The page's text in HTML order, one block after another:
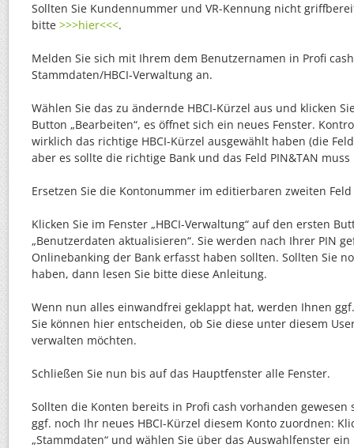
Sollten Sie Kundennummer und VR-Kennung nicht
bitte >>>hier<<<.
Melden Sie sich mit Ihrem dem Benutzernamen in Profi
Stammdaten/HBCI-Verwaltung an.
Wählen Sie das zu ändernde HBCI-Kürzel aus und klicken
Button „Bearbeiten“, es öffnet sich ein neues Fenster.
wirklich das richtige HBCI-Kürzel ausgewählt haben (die
aber es sollte die richtige Bank und das Feld PIN&TAN
Ersetzen Sie die Kontonummer im editierbaren zweiten
Klicken Sie im Fenster „HBCI-Verwaltung“ auf den ersten
„Benutzerdaten aktualisieren“. Sie werden nach Ihrer PIN
Onlinebanking der Bank erfasst haben sollten. Sollten Sie
haben, dann lesen Sie bitte diese Anleitung.
Wenn nun alles einwandfrei geklappt hat, werden Ihnen
Sie können hier entscheiden, ob Sie diese unter diesem
verwalten möchten.
Schließen Sie nun bis auf das Hauptfenster alle Fenster.
Sollten die Konten bereits in Profi cash vorhanden gewesen
ggf. noch Ihr neues HBCI-Kürzel diesem Konto zuordnen:
„Stammdaten“ und wählen Sie über das Auswahlfenster